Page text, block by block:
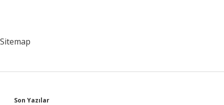
Sitemap
Son Yazılar